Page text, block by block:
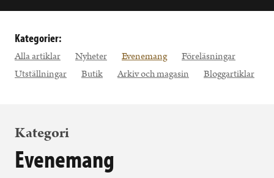
Kategorier:
Alla artiklar Nyheter Evenemang
Föreläsningar
Utställningar
Butik Arkiv och magasin Bloggartiklar
Kategori
Evenemang